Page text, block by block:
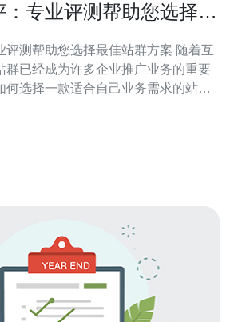
专业评测帮助您选择最
帮助您选择最佳站群方案 随着互
群已经成为许多企业推广业务的重要
何选择一款适合自己业务需求的站群
业的评测